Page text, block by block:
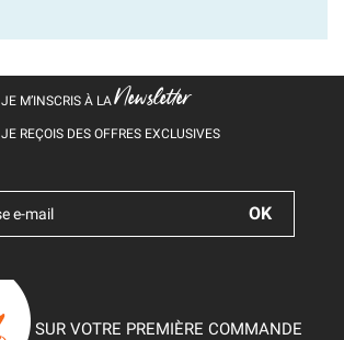
JE M’INSCRIS À LANewsletter
JE REÇOIS DES OFFRES EXCLUSIVES
SUR VOTRE PREMIÈRE COMMANDE